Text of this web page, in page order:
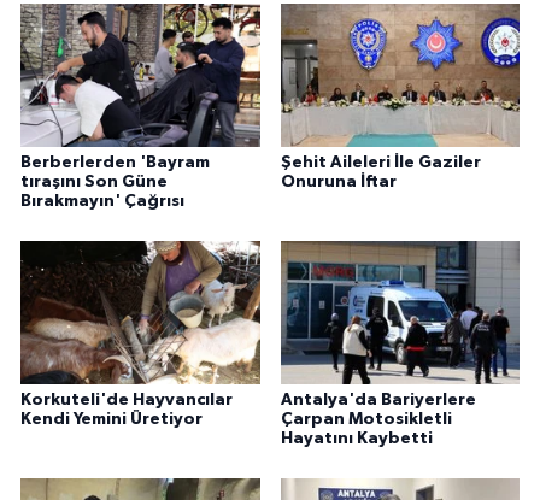
Berberlerden 'Bayram
tıraşını Son Güne
Bırakmayın' Çağrısı
Şehit Aileleri İle Gaziler
Onuruna İftar
Korkuteli'de Hayvancılar
Kendi Yemini Üretiyor
Antalya'da Bariyerlere
Çarpan Motosikletli
Hayatını Kaybetti